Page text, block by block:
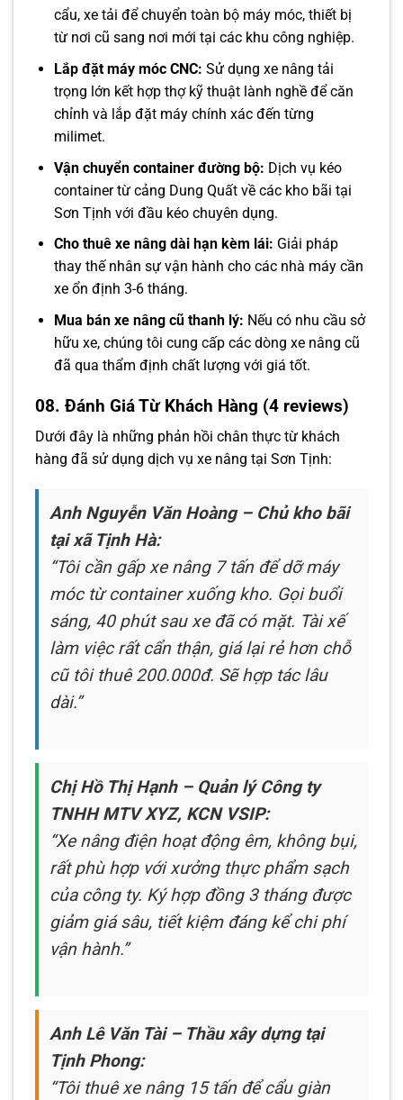
cẩu, xe tải để chuyển toàn bộ máy móc, thiết bị
từ nơi cũ sang nơi mới tại các khu công nghiệp.
Lắp đặt máy móc CNC: Sử dụng xe nâng tải
trọng lớn kết hợp thợ kỹ thuật lành nghề để căn
chỉnh và lắp đặt máy chính xác đến từng
milimet.
Vận chuyển container đường bộ: Dịch vụ kéo
container từ cảng Dung Quất về các kho bãi tại
Sơn Tịnh với đầu kéo chuyên dụng.
Cho thuê xe nâng dài hạn kèm lái: Giải pháp
thay thế nhân sự vận hành cho các nhà máy cần
xe ổn định 3-6 tháng.
Mua bán xe nâng cũ thanh lý: Nếu có nhu cầu sở
hữu xe, chúng tôi cung cấp các dòng xe nâng cũ
đã qua thẩm định chất lượng với giá tốt.
08. Đánh Giá Từ Khách Hàng (4 reviews)
Dưới đây là những phản hồi chân thực từ khách
hàng đã sử dụng dịch vụ xe nâng tại Sơn Tịnh:
Anh Nguyễn Văn Hoàng – Chủ kho bãi
tại xã Tịnh Hà:
“Tôi cần gấp xe nâng 7 tấn để dỡ máy
móc từ container xuống kho. Gọi buổi
sáng, 40 phút sau xe đã có mặt. Tài xế
làm việc rất cẩn thận, giá lại rẻ hơn chỗ
cũ tôi thuê 200.000đ. Sẽ hợp tác lâu
dài.”
Chị Hồ Thị Hạnh – Quản lý Công ty
TNHH MTV XYZ, KCN VSIP:
“Xe nâng điện hoạt động êm, không bụi,
rất phù hợp với xưởng thực phẩm sạch
của công ty. Ký hợp đồng 3 tháng được
giảm giá sâu, tiết kiệm đáng kể chi phí
vận hành.”
Anh Lê Văn Tài – Thầu xây dựng tại
Tịnh Phong:
“Tôi thuê xe nâng 15 tấn để cẩu giàn